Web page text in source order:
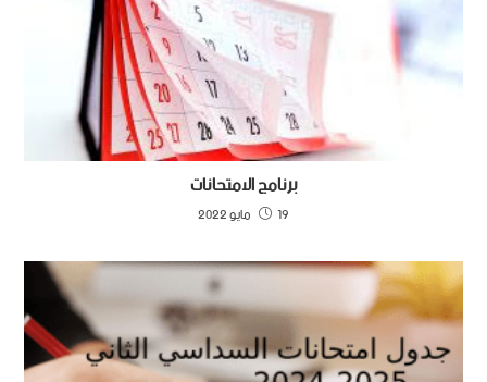
برنامج الامتحانات
19 مايو 2022